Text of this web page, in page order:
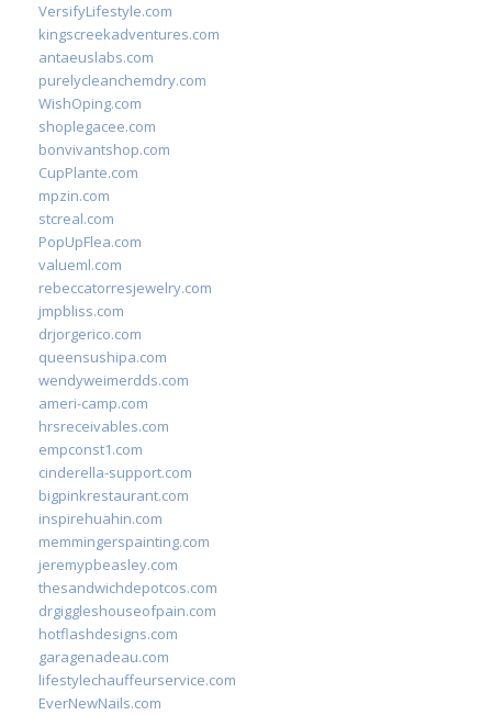
VersifyLifestyle.com
kingscreekadventures.com
antaeuslabs.com
purelycleanchemdry.com
WishOping.com
shoplegacee.com
bonvivantshop.com
CupPlante.com
mpzin.com
stcreal.com
PopUpFlea.com
valueml.com
rebeccatorresjewelry.com
jmpbliss.com
drjorgerico.com
queensushipa.com
wendyweimerdds.com
ameri-camp.com
hrsreceivables.com
empconst1.com
cinderella-support.com
bigpinkrestaurant.com
inspirehuahin.com
memmingerspainting.com
jeremypbeasley.com
thesandwichdepotcos.com
drgiggleshouseofpain.com
hotflashdesigns.com
garagenadeau.com
lifestylechauffeurservice.com
EverNewNails.com